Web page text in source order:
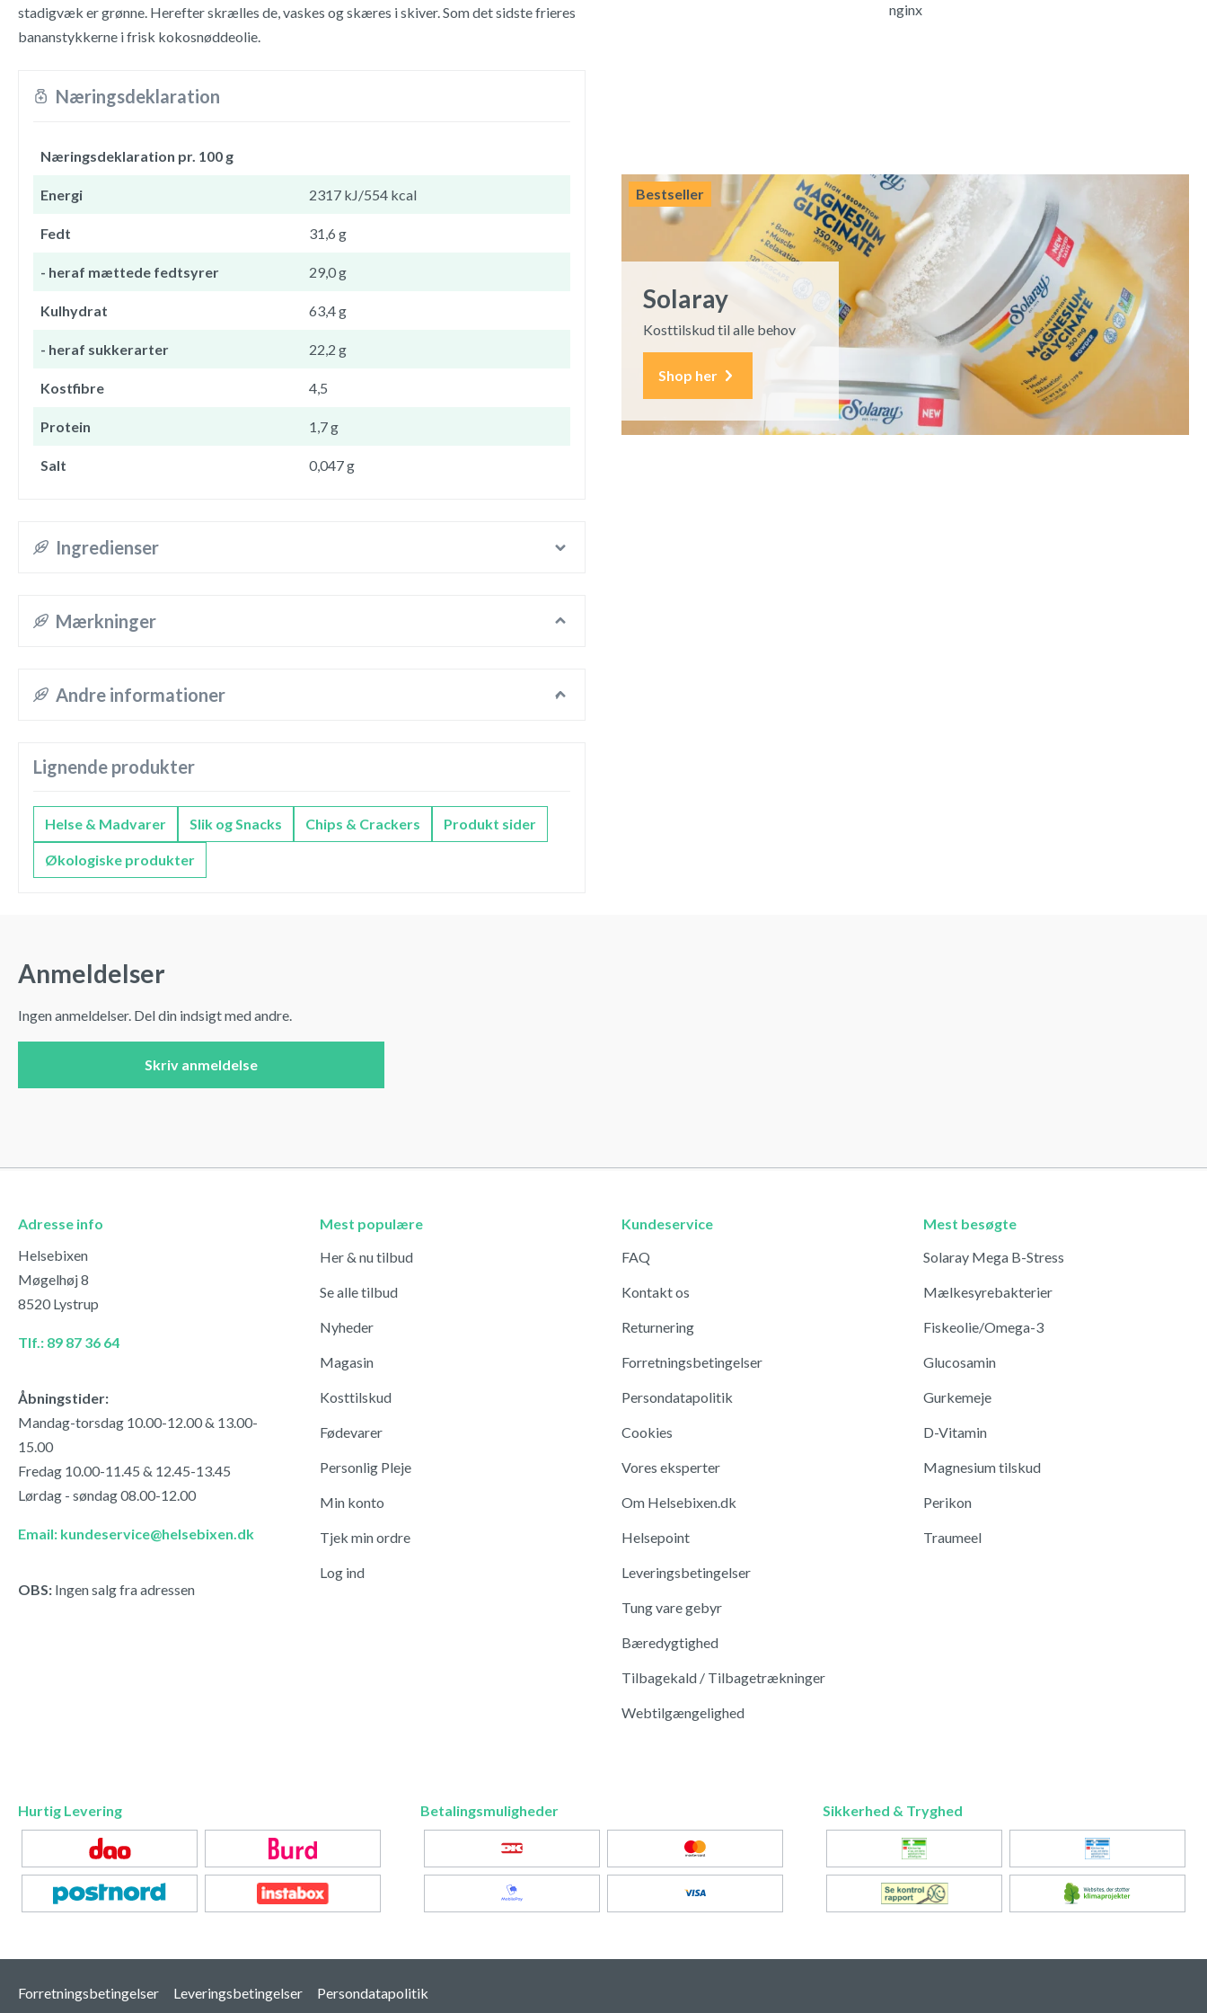
stadigvæk er grønne. Herefter skrælles de, vaskes og skæres i skiver. Som det sidste frieres
bananstykkerne i frisk kokosnøddeolie.
Næringsdeklaration
Næringsdeklaration pr. 100 g
Energi 2317 kJ/554 kcal
Fedt 31,6 g
- heraf mættede fedtsyrer 29,0 g
Kulhydrat 63,4 g
- heraf sukkerarter 22,2 g
Kostfibre 4,5
Protein 1,7 g
Salt 0,047 g
Ingredienser
Mærkninger
Andre informationer
Lignende produkter
Helse & Madvarer Slik og Snacks Chips & Crackers Produkt sider
Økologiske produkter
nginx
Bestseller
Solaray
Kosttilskud til alle behov
Shop her
Anmeldelser
Ingen anmeldelser. Del din indsigt med andre.
Skriv anmeldelse
Adresse info
Helsebixen
Møgelhøj 8
8520 Lystrup
Tlf.: 89 87 36 64
Åbningstider:
Mandag-torsdag 10.00-12.00 & 13.00-
15.00
Fredag 10.00-11.45 & 12.45-13.45
Lørdag - søndag 08.00-12.00
Email: kundeservice@helsebixen.dk
OBS: Ingen salg fra adressen
Mest populære
Her & nu tilbud
Se alle tilbud
Nyheder
Magasin
Kosttilskud
Fødevarer
Personlig Pleje
Min konto
Tjek min ordre
Log ind
Kundeservice
FAQ
Kontakt os
Returnering
Forretningsbetingelser
Persondatapolitik
Cookies
Vores eksperter
Om Helsebixen.dk
Helsepoint
Leveringsbetingelser
Tung vare gebyr
Bæredygtighed
Tilbagekald / Tilbagetrækninger
Webtilgængelighed
Mest besøgte
Solaray Mega B-Stress
Mælkesyrebakterier
Fiskeolie/Omega-3
Glucosamin
Gurkemeje
D-Vitamin
Magnesium tilskud
Perikon
Traumeel
Hurtig Levering Betalingsmuligheder Sikkerhed & Tryghed
Forretningsbetingelser Leveringsbetingelser Persondatapolitik